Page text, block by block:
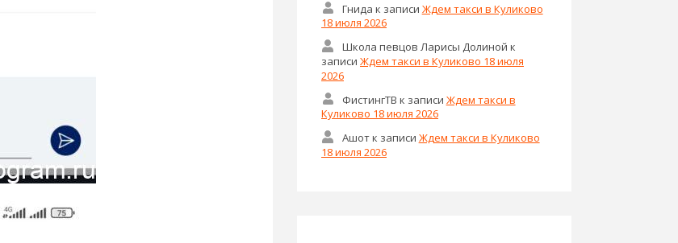
Гнида к записи Ждем такси в Куликово
18 июля 2026
Школа певцов Ларисы Долиной к
записи Ждем такси в Куликово 18 июля
2026
ФистингТВ к записи Ждем такси в
Куликово 18 июля 2026
Ашотк записи Ждем такси в Куликово
18 июля 2026